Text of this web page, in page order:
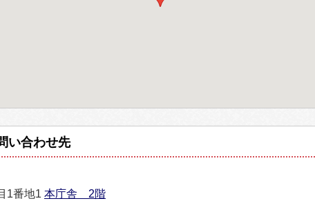
い合わせ先
1番地1 本庁舎 2階